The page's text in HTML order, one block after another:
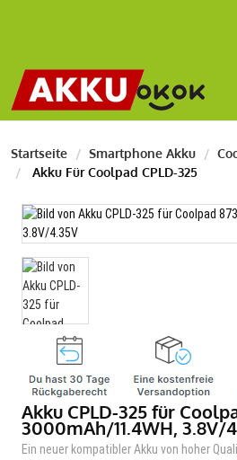
Startseite Smartphone Akku
Akku Für Coolpad CPLD-325
Akku CPLD-325 für
3000mAh/11.4WH, 3.8V/
Ein neuer kompatibler Akku von hoher